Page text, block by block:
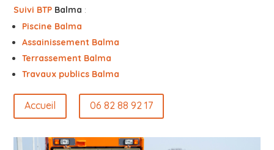
Suivi BTP Balma :
Piscine Balma
Assainissement Balma
Terrassement Balma
Travaux publics Balma
Accueil 06 82 88 92 17